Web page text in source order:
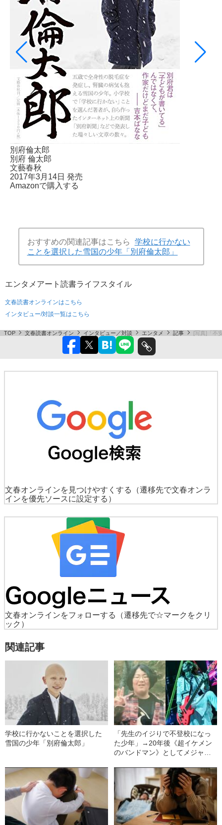
別府倫太郎
別府 倫太郎
文藝春秋
2017年3月14日 発売
Amazonで購入する
おすすめの関連記事はこちら
学校に行かない
ことを選択した雪国の少年「別府倫太郎」
エンタメ アート 読書ライフスタイル
文春読書オンラインはこちら
インタビュー/対談一覧はこちら
TOP 文春読書オンライン インタビュー／対談 エンタメ 記事 [写真]「不
文春オンラインを見つけやすくする
（遷移先で文春オンラ
インを優先ソースに設定する）
文春オンラインをフォローする
（遷移先で☆マークをクリ
ック）
関連記事
学校に行かないことを選択した
雪国の少年「別府倫太郎」
「先生のイジりで不登校になっ
た少年」→20年後《超イケメン
のバンドマン》としてメジャー
彼が「幸せになれなかった」複
雑な事情